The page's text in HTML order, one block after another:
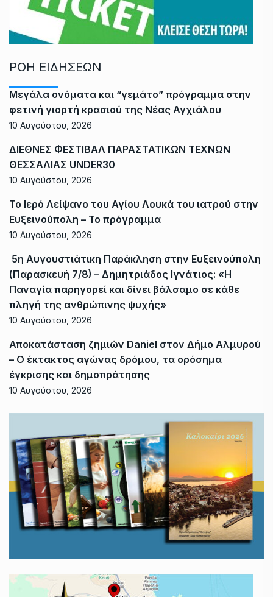
ΡΟΗ ΕΙΔΗΣΕΩΝ
Μεγάλα ονόματα και “γεμάτο” πρόγραμμα στην
φετινή γιορτή κρασιού της Νέας Αγχιάλου
10 Αυγούστου, 2026
ΔΙΕΘΝΕΣ ΦΕΣΤΙΒΑΛ ΠΑΡΑΣΤΑΤΙΚΩΝ ΤΕΧΝΩΝ
ΘΕΣΣΑΛΙΑΣ UNDER30
10 Αυγούστου, 2026
Το Ιερό Λείψανο του Αγίου Λουκά του ιατρού στην
Ευξεινούπολη – Το πρόγραμμα
10 Αυγούστου, 2026
5η Αυγουστιάτικη Παράκληση στην Ευξεινούπολη
(Παρασκευή 7/8) – Δημητριάδος Ιγνάτιος: «Η
Παναγία παρηγορεί και δίνει βάλσαμο σε κάθε
πληγή της ανθρώπινης ψυχής»
10 Αυγούστου, 2026
Αποκατάσταση ζημιών Daniel στον Δήμο Αλμυρού
– Ο έκτακτος αγώνας δρόμου, τα ορόσημα
έγκρισης και δημοπράτησης
10 Αυγούστου, 2026